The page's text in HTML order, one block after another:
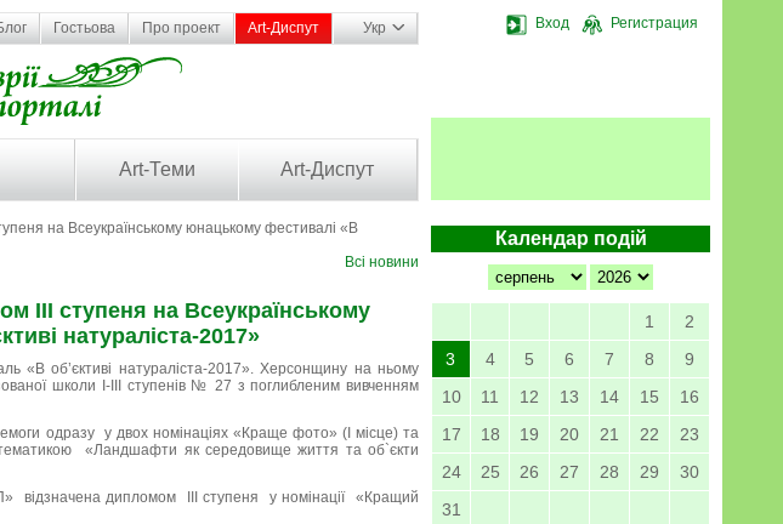
Вход Регистрация
Гостьова Про проект Art-Диспут Укр
Art-Теми Art-Диспут
Календар подій
1
2
3
4 5 6 7 8
9
10
11 12 13 14 15
16
17
18 19 20 21 22
23
24
25 26 27 28 29
30
31
на Всеукраїнському юнацькому фестивалі «В
Всі новини
ступеня на Всеукраїнському
натураліста-2017»
«В об’єктиві натураліста-2017». Херсонщину на ньому
школи І-ІІІ ступенів № 27 з поглибленим вивченням
одразу у двох номінаціях «Краще фото» (І місце) та
«Ландшафти як середовище життя та об`єкти
відзначена дипломом ІІІ ступеня у номінації «Кращий